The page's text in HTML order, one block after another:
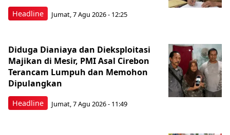
Headline Jumat, 7 Agu 2026 - 12:25
Headline
Diduga Dianiaya dan Dieksploitasi
Majikan di Mesir, PMI Asal Cirebon
Terancam Lumpuh dan Memohon
Dipulangkan
Jumat, 7 Agu 2026 - 11:49